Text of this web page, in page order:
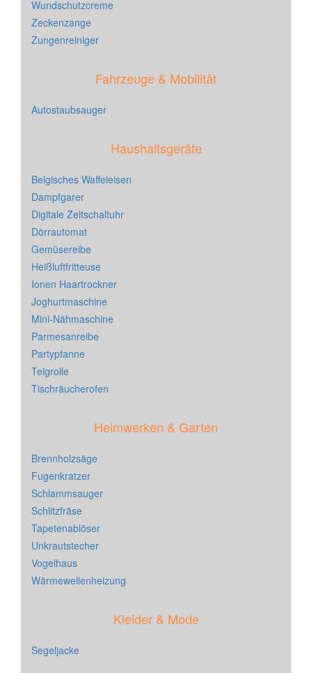
Wundschutzcreme
Zeckenzange
Zungenreiniger
Fahrzeuge & Mobilität
Autostaubsauger
Haushaltsgeräte
Belgisches Waffeleisen
Dampfgarer
Digitale Zeitschaltuhr
Dörrautomat
Gemüsereibe
Heißluftfritteuse
Ionen Haartrockner
Joghurtmaschine
Mini-Nähmaschine
Parmesanreibe
Partypfanne
Teigrolle
Tischräucherofen
Heimwerken & Garten
Brennholzsäge
Fugenkratzer
Schlammsauger
Schlitzfräse
Tapetenablöser
Unkrautstecher
Vogelhaus
Wärmewellenheizung
Kleider & Mode
Segeljacke